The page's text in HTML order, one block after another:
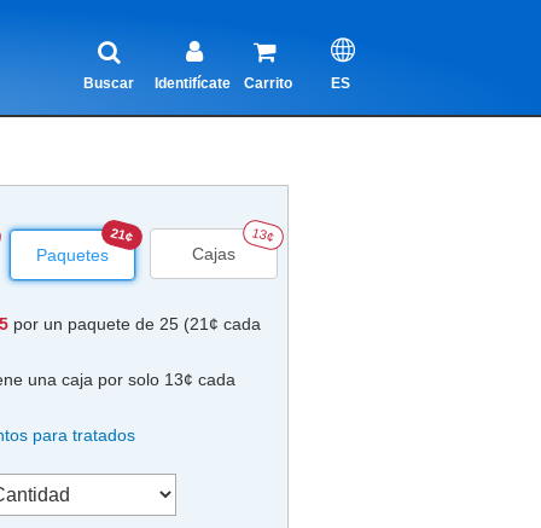
Buscar Identifícate Carrito ES
Paquetes
21¢
Cajas
13¢
por un paquete de 25 (21¢ cada
una caja por solo 13¢ cada
para tratados